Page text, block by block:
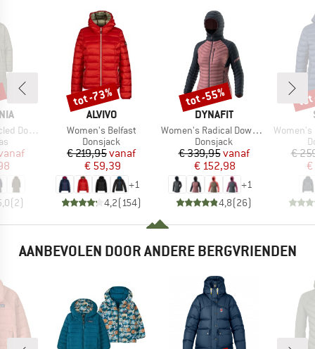
Parka
prijs
(2)
MERK
ALVIVO
Artikel
Women's Belfast
Productgroep
Donsjack
Prijs
€ 219,95Verlaagde prijs
vanaf
€ 59,39
+1
4,2(154)
Korting
tot -73%
MERK
DYNAFIT
Artikel
Women's Radical Down Hood Jacket
Productgroep
Donsjack
Prijs
€ 339,95Verlaagde prijs
vanaf
€ 152,98
+1
4,8(26)
Korting
tot -55%
Artikel
Women's
€
€
AANBEVOLEN DOOR ANDERE BERGVRIENDEN